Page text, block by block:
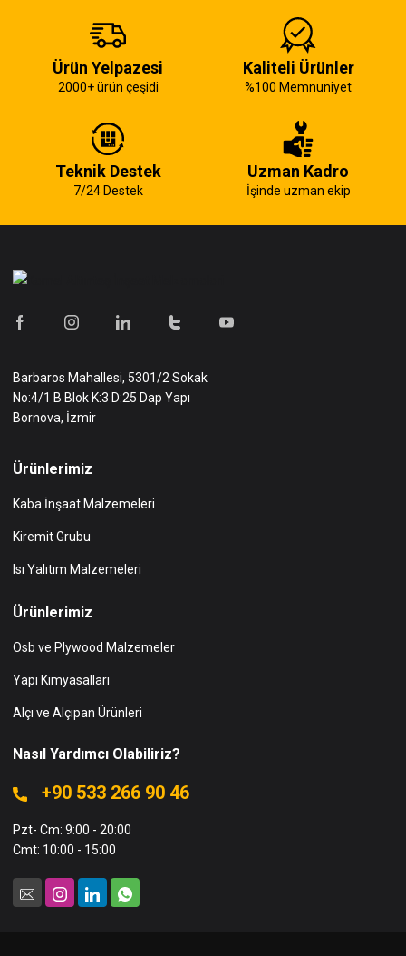
Ürün Yelpazesi
2000+ ürün çeşidi
Kaliteli Ürünler
%100 Memnuniyet
Teknik Destek
7/24 Destek
Uzman Kadro
İşinde uzman ekip
Barbaros Mahallesi, 5301/2 Sokak
No:4/1 B Blok K:3 D:25 Dap Yapı
Bornova, İzmir
Ürünlerimiz
Kaba İnşaat Malzemeleri
Kiremit Grubu
Isı Yalıtım Malzemeleri
Ürünlerimiz
Osb ve Plywood Malzemeler
Yapı Kimyasalları
Alçı ve Alçıpan Ürünleri
Nasıl Yardımcı Olabiliriz?
+90 533 266 90 46
Pzt- Cm: 9:00 - 20:00
Cmt: 10:00 - 15:00